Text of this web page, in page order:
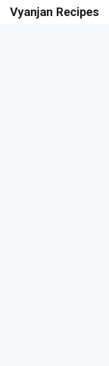
SkipVyanjan Recipes